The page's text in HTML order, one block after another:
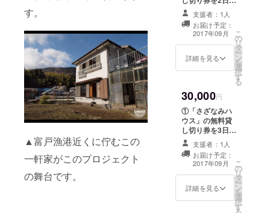
す。
▲富戸漁港近くに佇むこの
一軒家がこのプロジェクト
の舞台です。
ます。
プレゼントしま
す。 ②「さざな
みハウス」のオ
リジナルTシャツ
を１枚プレゼン
トします。
予定のボードに
支援者の方全員
のお名前を記載
させていただき
ます。
支援者：1人
お届け予定：
2017年09月
詳細を見る
こ
の
リ
タ
ー
ン
を
選
択
す
る
30,000円
①「さざなみハ
ウス」の無料貸
し切り券を3日分
プレゼントしま
す。 ②「さざな
みハウス」のオ
リジナルTシャツ
を１枚プレゼン
トします。
支援者：1人
お届け予定：
2017年09月
詳細を見る
こ
の
リ
タ
ー
ン
を
選
択
す